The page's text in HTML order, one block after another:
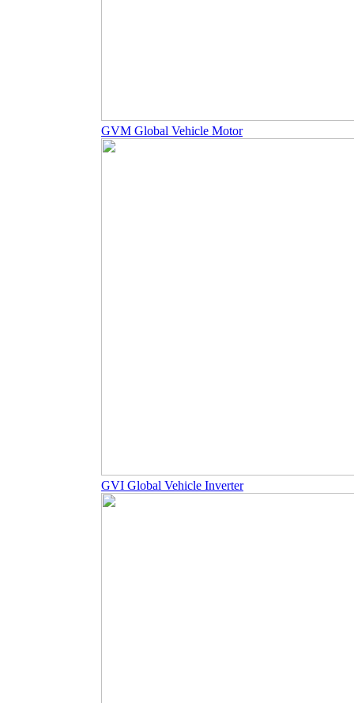
GVM Global Vehicle Motor
GVI Global Vehicle Inverter